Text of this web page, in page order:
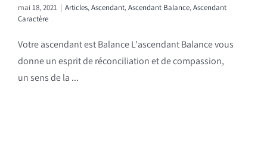
mai 18, 2021 | Articles,Ascendant,Ascendant Balance,Ascendant
Caractère
Votre ascendant est Balance L'ascendant Balance vous
donne un esprit de réconciliation et de compassion,
un sens de la ...